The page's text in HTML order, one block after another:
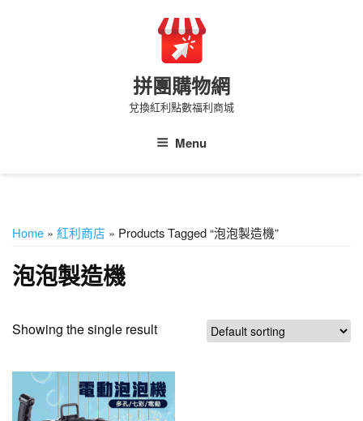
拼團購物網
兌換紅利點數福利商城
Menu
Home » 紅利商店 » Products Tagged “泡泡製造機”
泡泡製造機
Showing the single result